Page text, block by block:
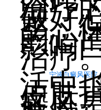
治疗
做好
整，
的心
影响
治疗
宁波白癜风医院
活中
皮肤